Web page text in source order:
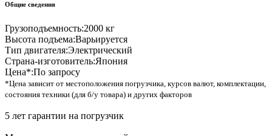
Общие сведения
Грузоподъемность:2000 кг
Высота подъема:Варьируется
Тип двигателя:Электрический
Страна-изготовитель:Япония
Цена*:По запросу
*Цена зависит от местоположения погрузчика, курсов валют, комплектации,
состояния техники (для б/у товара) и других факторов
5 лет гарантии на погрузчик